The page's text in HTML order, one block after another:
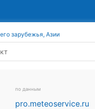
зарубежья, Азии
по данным
pro.meteoservice.ru